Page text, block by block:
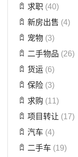
求职 (40)
新房出售 (4)
宠物 (3)
二手物品 (26)
货运 (6)
保险 (3)
求购 (11)
项目转让 (17)
汽车 (4)
二手车 (19)